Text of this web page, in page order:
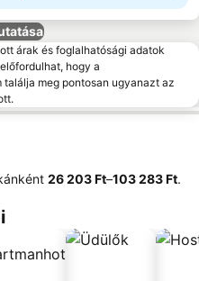
árak és foglalhatósági adatok
hogy a
meg pontosan ugyanazt az
‎26 203 Ft–‎103 283 Ft.